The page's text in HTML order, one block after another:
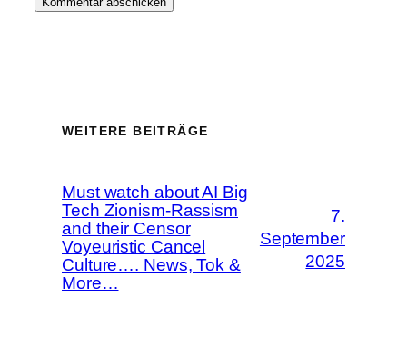
WEITERE BEITRÄGE
Must watch about AI Big
Tech Zionism-Rassism
and their Censor
Voyeuristic Cancel
Culture…. News, Tok &
More…
7.
September
2025